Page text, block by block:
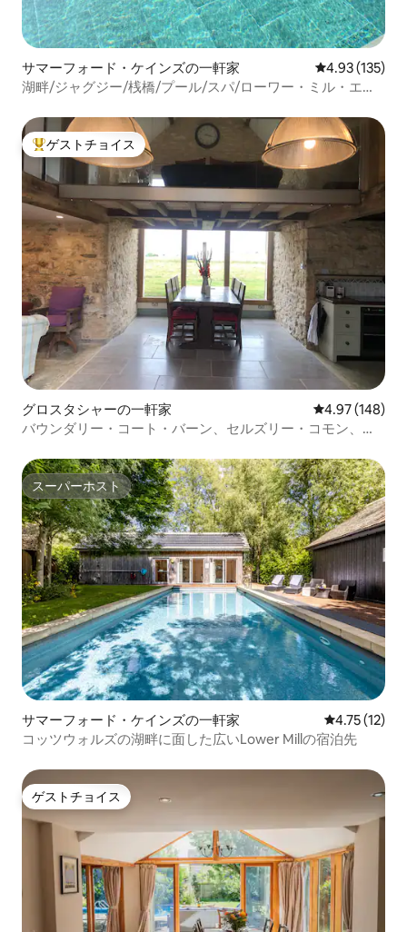
サマーフォード・ケインズの一軒家 レビュー135
4.93 (135)
湖畔/ジャグジー/桟橋/プール/スパ/ローワー・ミル・エス
大好評のゲストチョイスです。
ゲストチョイス
グロスタシャーの一軒家 レビュー148
4.97 (148)
バウンダリー・コート・バーン、セルズリー・コモン、ス
スーパーホスト
スーパーホスト
サマーフォード・ケインズの一軒家 レビュー12
4.75 (12)
コッツウォルズの湖畔に面した広いLower Millの宿泊先
ゲストチョイス
ゲストチョイス